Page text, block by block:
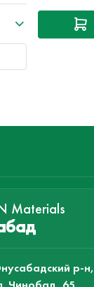
Materials
р-н,